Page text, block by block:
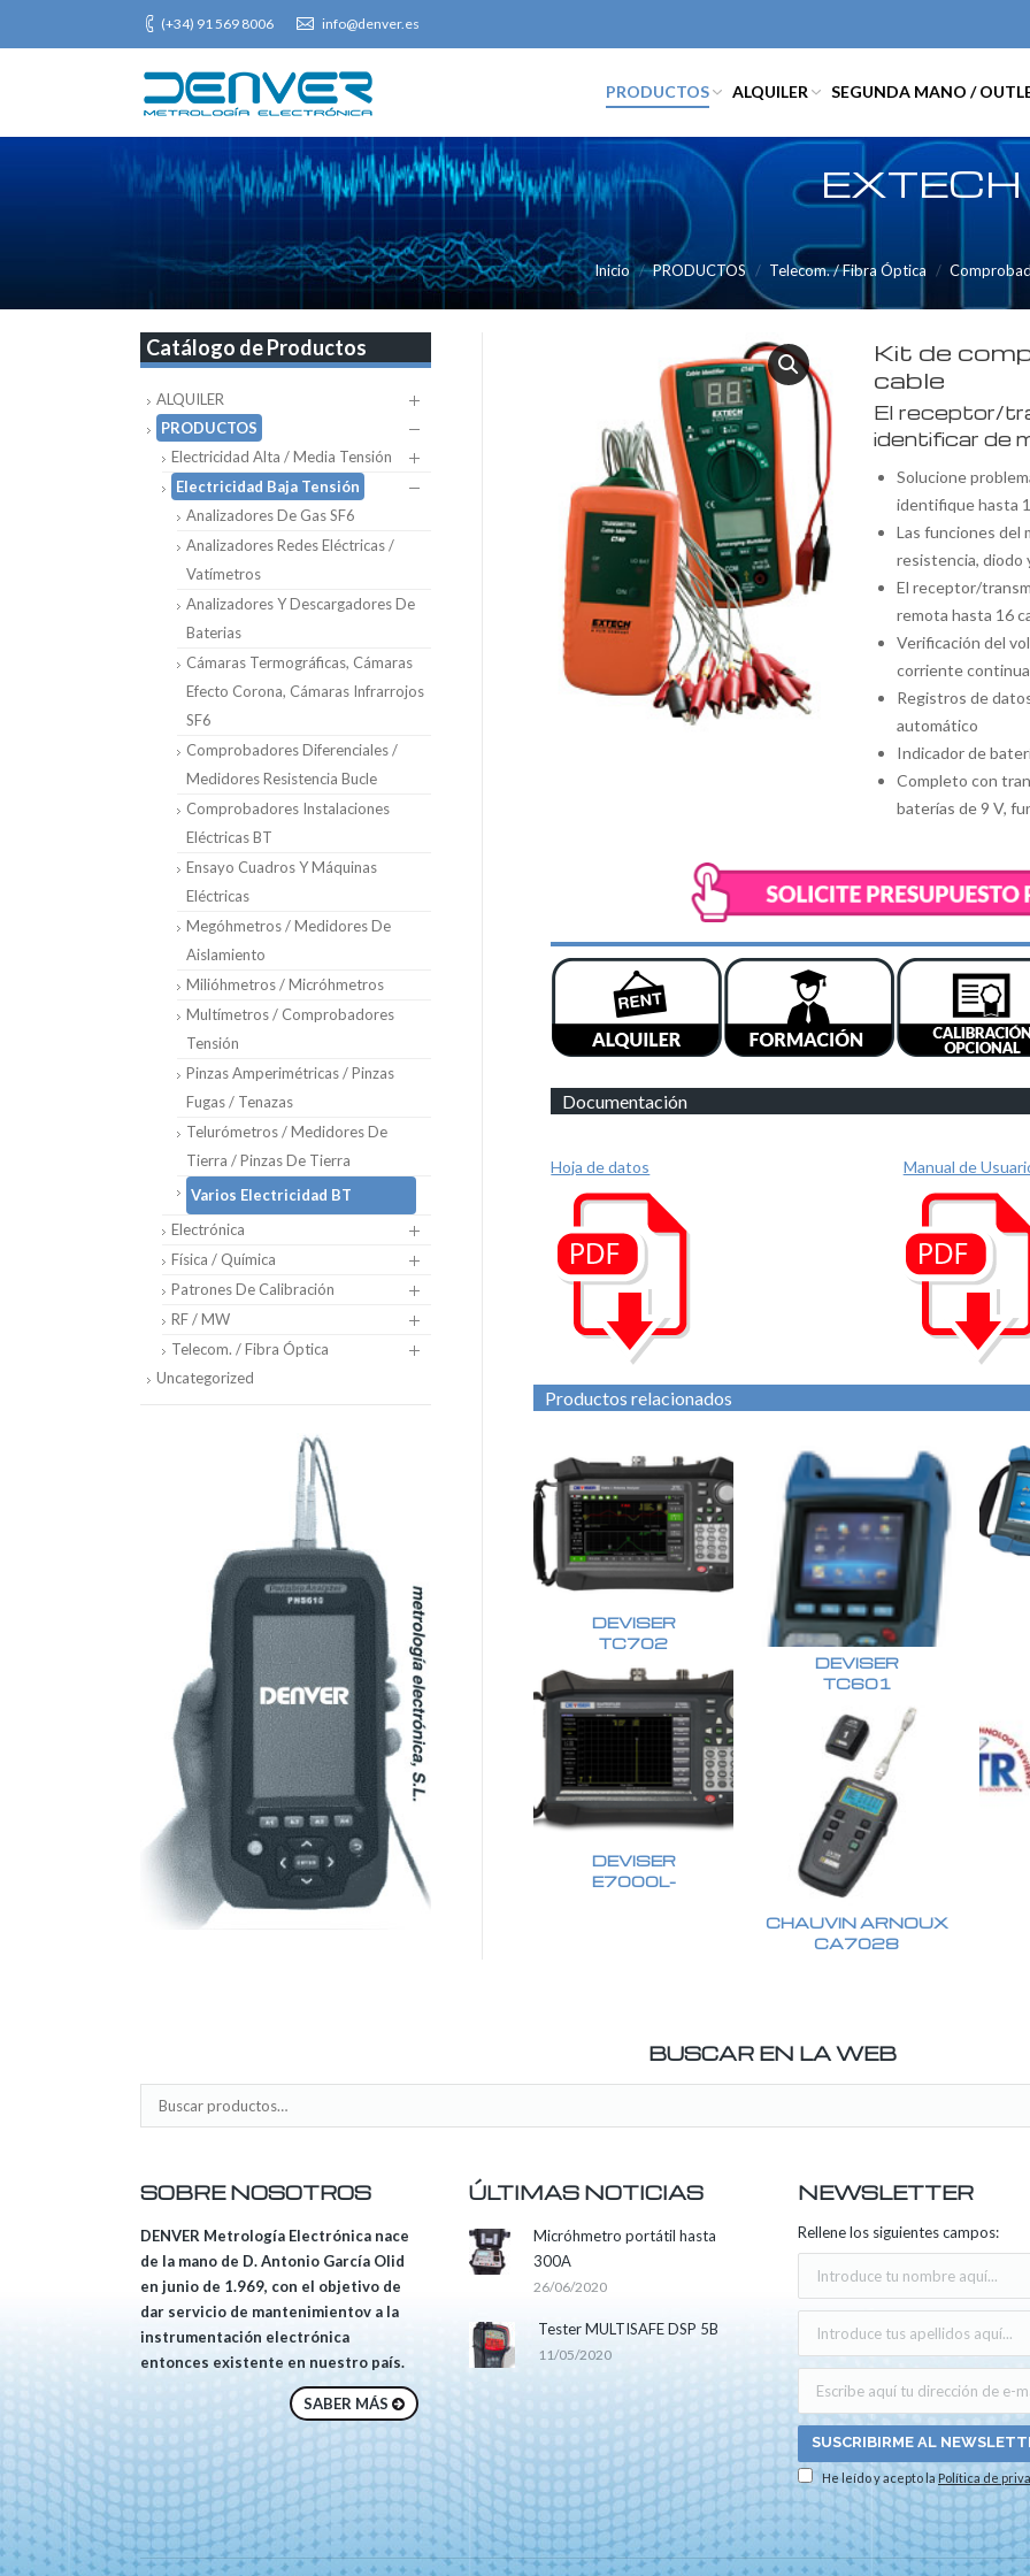
(+34) 91 569 8006 info@denver.es
PRODUCTOS ALQUILER SEGUNDA MANO /
Inicio PRODUCTOS Telecom. / Fibra Óptica
Kit de
cable
El receptor/
identificar de
Solucione
identifique hasta
Las funciones del
resistencia, diodo
El receptor/
remota hasta 16
Verificación del
corriente
Registros de
automático
Indicador de
Completo con
baterías de 9 V,
Documentación
Hoja de datos Manual de
Productos relacionados
DEVISER
TC702
DEVISER
TC601
DEVISER
E7000L-
CHAUVIN ARNOUX
CA7028
Catálogo de Productos
ALQUILER
PRODUCTOS
Electricidad Alta / Media Tensión
Electricidad Baja Tensión
Analizadores De Gas SF6
Analizadores Redes Eléctricas /
Vatímetros
Analizadores Y Descargadores De
Baterias
Cámaras Termográficas, Cámaras
Efecto Corona, Cámaras Infrarrojos
SF6
Comprobadores Diferenciales /
Medidores Resistencia Bucle
Comprobadores Instalaciones
Eléctricas BT
Ensayo Cuadros Y Máquinas
Eléctricas
Megóhmetros / Medidores De
Aislamiento
Milióhmetros / Micróhmetros
Multímetros / Comprobadores
Tensión
Pinzas Amperimétricas / Pinzas
Fugas / Tenazas
Telurómetros / Medidores De
Tierra / Pinzas De Tierra
Varios Electricidad BT
Electrónica
Física / Química
Patrones De Calibración
RF / MW
Telecom. / Fibra Óptica
Uncategorized
BUSCAR EN LA WEB
SOBRE NOSOTROS
DENVER Metrología Electrónica nace
de la mano de D. Antonio García Olid
en junio de 1.969, con el objetivo de
dar servicio de mantenimientov a la
instrumentación electrónica
entonces existente en nuestro país.
SABER MÁS
ÚLTIMAS NOTICIAS
Micróhmetro portátil hasta
300A
26/06/2020
Tester MULTISAFE DSP 5B
11/05/2020
NEWSLETTER
Rellene los siguientes campos:
He leído y acepto la Política de